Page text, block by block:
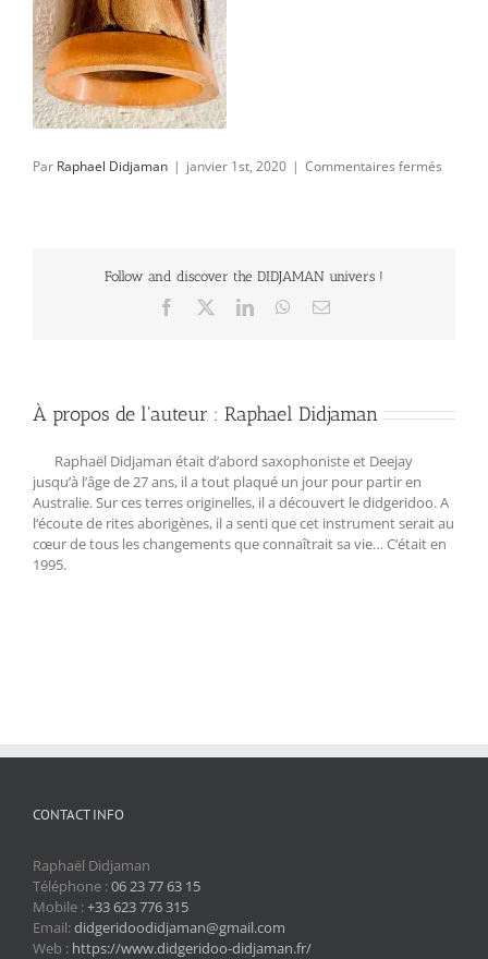
Par Raphael Didjaman | janvier 1st, 2020 | Commentaires fermés
Follow and discover the DIDJAMAN univers !
Facebook LinkedInWhatsApp
Email
À propos de l'auteur : Raphael Didjaman
Raphaël Didjaman était d’abord saxophoniste et Deejay
jusqu’à l’âge de 27 ans, il a tout plaqué un jour pour partir en
Australie. Sur ces terres originelles, il a découvert le didgeridoo. A
l‘écoute de rites aborigènes, il a senti que cet instrument serait au
cœur de tous les changements que connaîtrait sa vie… C‘était en
1995.
CONTACT INFO
Raphaël Didjaman
Téléphone :06 23 77 63 15
Mobile :+33 623 776 315
Email:didgeridoodidjaman@gmail.com
Web : https://www.didgeridoo-didjaman.fr/